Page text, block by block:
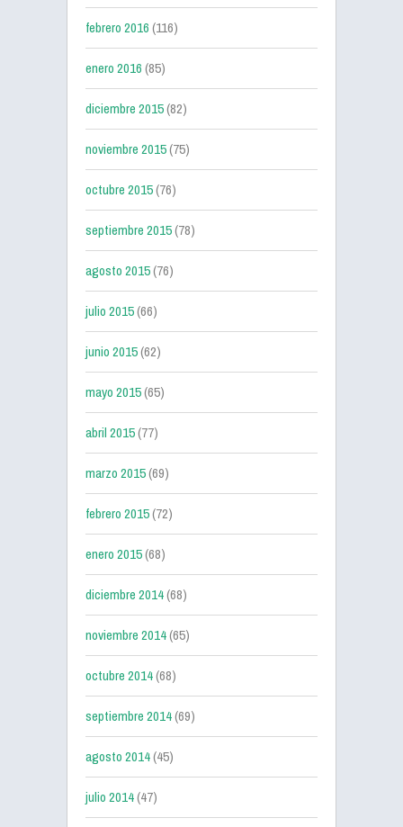
febrero 2016(116)
enero 2016(85)
diciembre 2015(82)
noviembre 2015(75)
octubre 2015(76)
septiembre 2015(78)
agosto 2015(76)
julio 2015(66)
junio 2015(62)
mayo 2015(65)
abril 2015(77)
marzo 2015(69)
febrero 2015(72)
enero 2015(68)
diciembre 2014(68)
noviembre 2014(65)
octubre 2014(68)
septiembre 2014(69)
agosto 2014(45)
julio 2014(47)